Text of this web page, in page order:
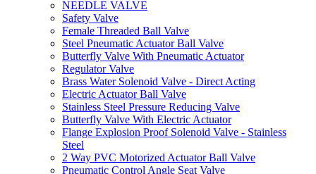
NEEDLE VALVE
Safety Valve
Female Threaded Ball Valve
Steel Pneumatic Actuator Ball Valve
Butterfly Valve With Pneumatic Actuator
Regulator Valve
Brass Water Solenoid Valve - Direct Acting
Electric Actuator Ball Valve
Stainless Steel Pressure Reducing Valve
Butterfly Valve With Electric Actuator
Flange Explosion Proof Solenoid Valve - Stainless
Steel
2 Way PVC Motorized Actuator Ball Valve
Pneumatic Control Angle Seat Valve